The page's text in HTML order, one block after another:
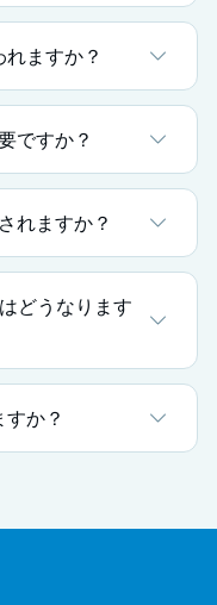
ますか？
ですか？
れますか？
どうなります
か？